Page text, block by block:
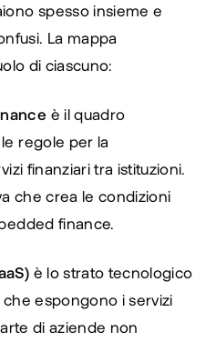
spesso insieme e
La mappa
di ciascuno:
è il quadro
regole per la
finanziari tra istituzioni.
che crea le condizioni
finance.
è lo strato tecnologico
espongono i servizi
di aziende non